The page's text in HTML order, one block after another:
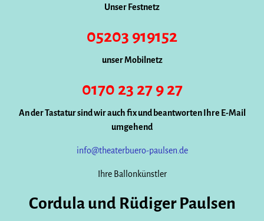
Unser Festnetz
05203 919152
unser Mobilnetz
0170 23 27 9 27
An der Tastatur sind wir auch fix und beantworten Ihre E-Mail
umgehend
info@theaterbuero-paulsen.de
Ihre Ballonkünstler
Cordula und Rüdiger Paulsen